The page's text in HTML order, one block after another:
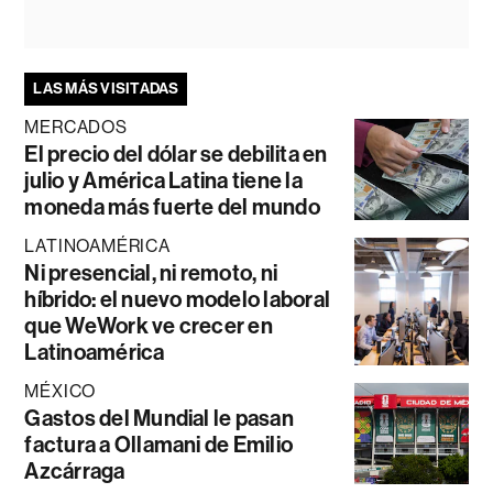
LAS MÁS VISITADAS
MERCADOS
El precio del dólar se debilita en
julio y América Latina tiene la
moneda más fuerte del mundo
LATINOAMÉRICA
Ni presencial, ni remoto, ni
híbrido: el nuevo modelo laboral
que WeWork ve crecer en
Latinoamérica
MÉXICO
Gastos del Mundial le pasan
factura a Ollamani de Emilio
Azcárraga